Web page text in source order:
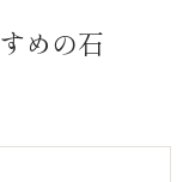
めの石